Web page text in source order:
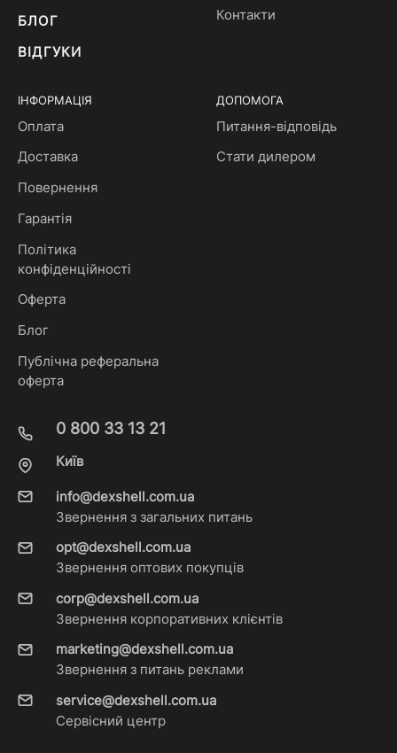
БЛОГ
ВІДГУКИ
Контакти
ІНФОРМАЦІЯ
Оплата
Доставка
Повернення
Гарантія
Політика
конфіденційності
Оферта
Блог
Публічна реферальна
оферта
ДОПОМОГА
Питання-відповідь
Стати дилером
0 800 33 13 21
Київ
info@dexshell.com.ua
Звернення з загальних питань
opt@dexshell.com.ua
Звернення оптових покупців
corp@dexshell.com.ua
Звернення корпоративних клієнтів
marketing@dexshell.com.ua
Звернення з питань реклами
service@dexshell.com.ua
Сервісний центр